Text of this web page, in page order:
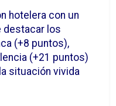
hotelera con un
destacar los
(+8 puntos),
(+21 puntos)
situación vivida